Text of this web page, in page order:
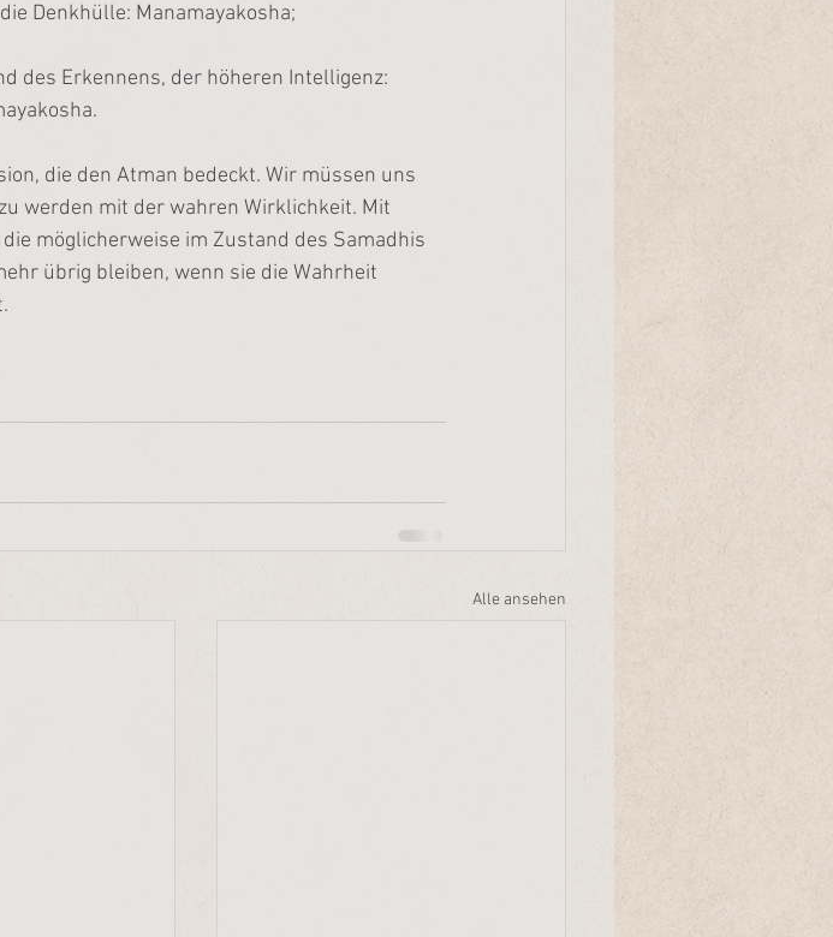
Denkhülle: Manamayakosha;
des Erkennens, der höheren Intelligenz:
die den Atman bedeckt. Wir müssen uns
werden mit der wahren Wirklichkeit. Mit
möglicherweise im Zustand des Samadhis
übrig bleiben, wenn sie die Wahrheit
Alle ansehen